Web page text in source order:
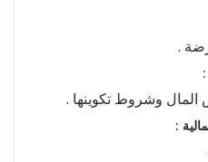
.
وشروط تكوينها .
: